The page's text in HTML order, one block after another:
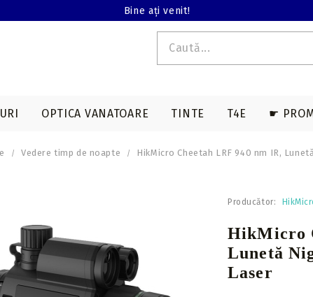
Bine ați venit!
Varfuri tir sportiv
Nock-uri sageti
Nock-uri luminoase
Corzi & cabluri
compound
Corzi recurve
OPTICA VANATOARE TINTE T4E ☛
Vedere timp de noapte HikMicro Cheetah LRF 940 nm IR,
Producător:
HikMicro
Lunetă
Laser